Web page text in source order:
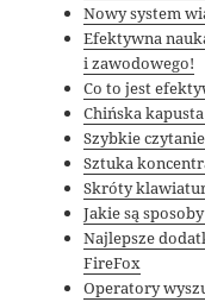
Nowy system
Efektywna
i zawodowego!
Co to jest
Chińska
Szybkie
Sztuka
Skróty
Jakie są
Najlepsze
FireFox
Operatory